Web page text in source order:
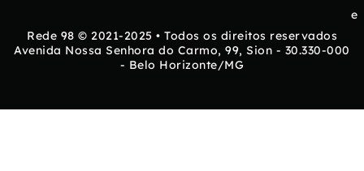
e
Rede 98 © 2021-2025 • Todos os direitos reservados
Avenida Nossa Senhora do Carmo, 99, Sion - 30.330-000
- Belo Horizonte/MG